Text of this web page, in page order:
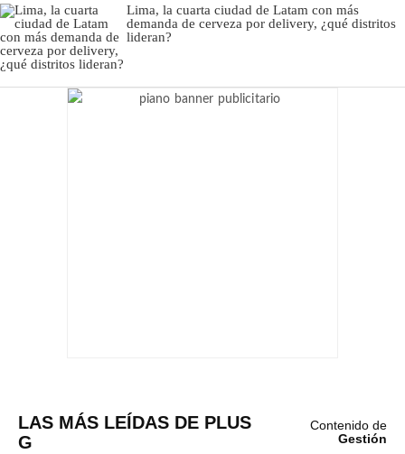
Lima, la cuarta ciudad de Latam con más
demanda de cerveza por delivery, ¿qué distritos
lideran?
LAS MÁS LEÍDAS DE PLUS
G
Contenido de
Gestión